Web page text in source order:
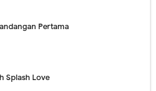
Pertama
Splash Love